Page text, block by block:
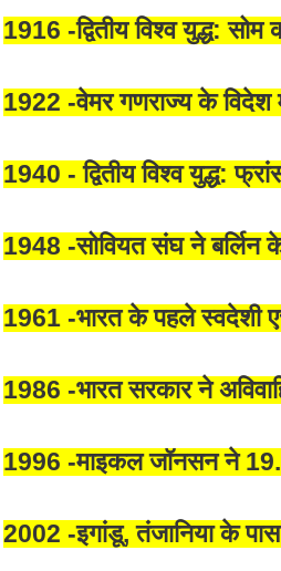
1916 -द्वितीय विश्व युद्ध: सोम
1922 -वेमर गणराज्य के विदेश
1940 - द्वितीय विश्व युद्ध:
1948 -सोवियत संघ ने बर्लिन के
1961 -भारत के पहले स्वदेशी
1986 -भारत सरकार ने
1996 -माइकल जॉनसन ने
2002 -इगांडू, तंजानिया के